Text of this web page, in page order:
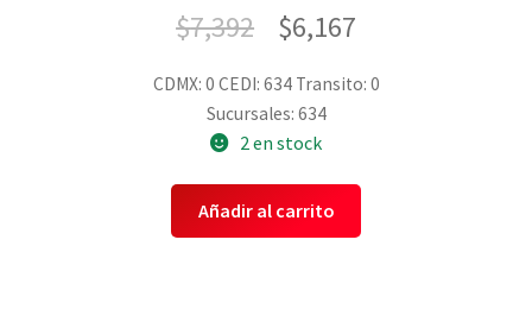
$7,392 $6,167
CDMX: 0 CEDI: 634 Transito: 0
Sucursales: 634
2 en stock
Añadir al carrito